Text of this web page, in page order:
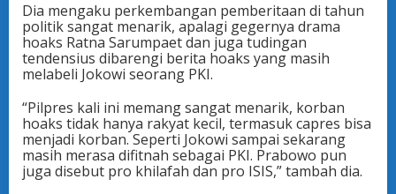
Dia mengaku perkembangan pemberitaan di tahun
politik sangat menarik, apalagi gegernya drama
hoaks Ratna Sarumpaet dan juga tudingan
tendensius dibarengi berita hoaks yang masih
melabeli Jokowi seorang PKI.
“Pilpres kali ini memang sangat menarik, korban
hoaks tidak hanya rakyat kecil, termasuk capres bisa
menjadi korban. Seperti Jokowi sampai sekarang
masih merasa difitnah sebagai PKI. Prabowo pun
juga disebut pro khilafah dan pro ISIS,” tambah dia.